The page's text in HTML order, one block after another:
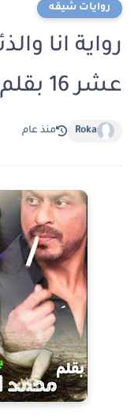
روايات شيقه
رواية انا
عشر 16 بقلم محمد السبكي
Roka منذ عام